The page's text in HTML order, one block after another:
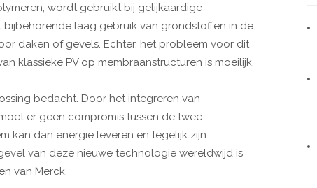
wordt gebruikt bij gelijkaardige
laag gebruik van grondstoffen in de
daken of gevels. Echter, het probleem voor dit
klassieke PV op membraanstructuren is moeilijk.
bedacht. Door het integreren van
er geen compromis tussen de twee
kan dan energie leveren en tegelijk zijn
van deze nieuwe technologie wereldwijd is
van Merck.